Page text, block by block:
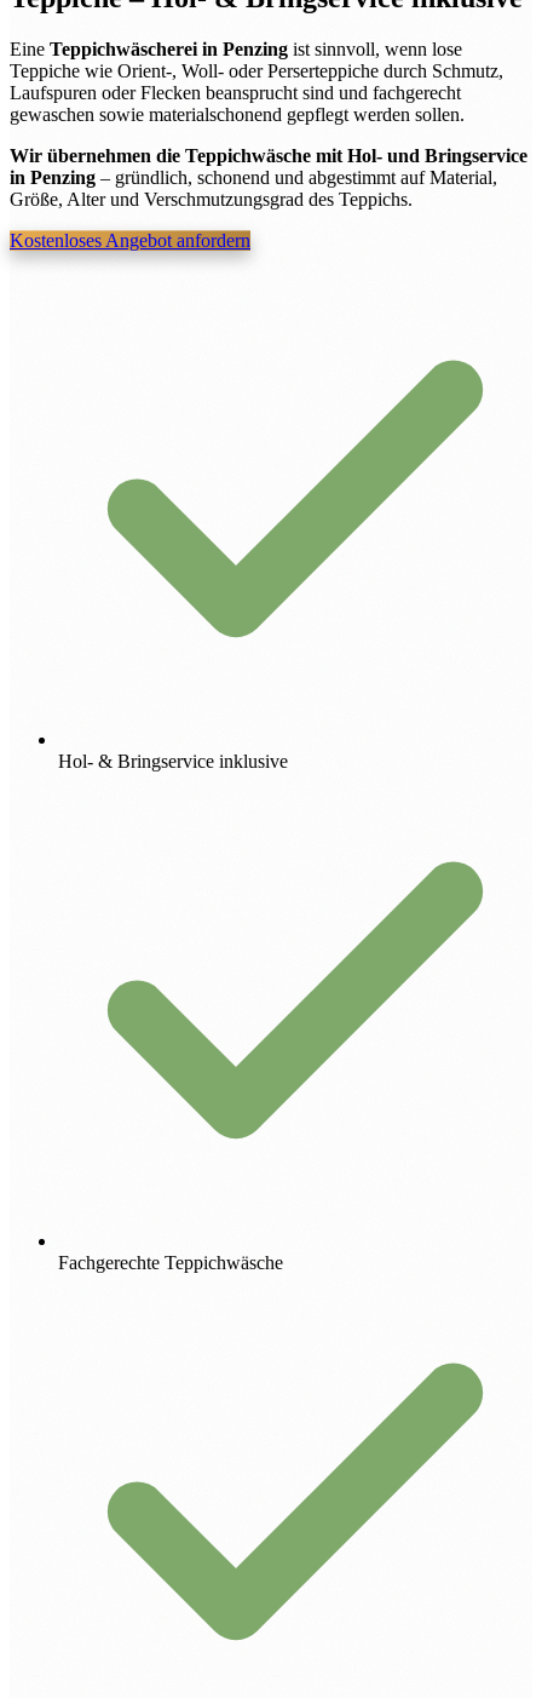
Eine Teppichwäscherei in Penzing ist sinnvoll, wenn lose
Teppiche wie Orient-, Woll- oder Perserteppiche durch Schmutz,
Laufspuren oder Flecken beansprucht sind und fachgerecht
gewaschen sowie materialschonend gepflegt werden sollen.
Wir übernehmen die Teppichwäsche mit Hol- und Bringservice
in Penzing– gründlich, schonend und abgestimmt auf Material,
Größe, Alter und Verschmutzungsgrad des Teppichs.
Kostenloses Angebot anfordern
Hol- & Bringservice inklusive
Fachgerechte Teppichwäsche